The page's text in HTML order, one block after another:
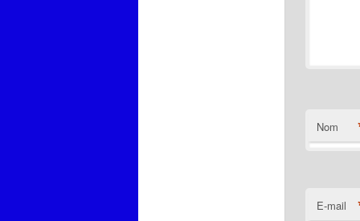
Nom
E-mail